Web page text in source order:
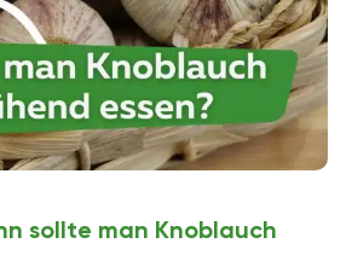
sollte man Knoblauch